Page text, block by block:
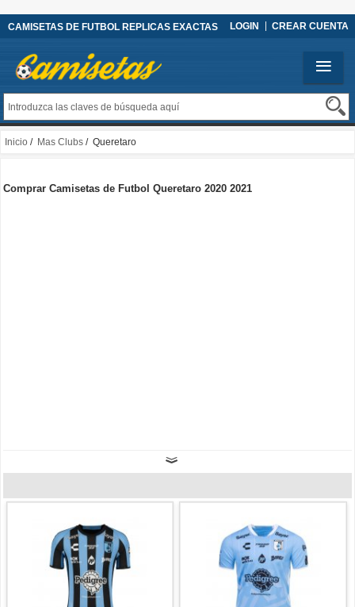
CAMISETAS DE FUTBOL REPLICAS EXACTAS LOGIN CREAR CUENTA
Inicio / Mas Clubs / Queretaro
Comprar Camisetas de Futbol Queretaro 2020 2021